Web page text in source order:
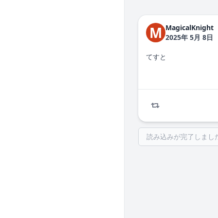
M MagicalKnight
2025年 5月 8日
てすと
読み込みが完了しまし